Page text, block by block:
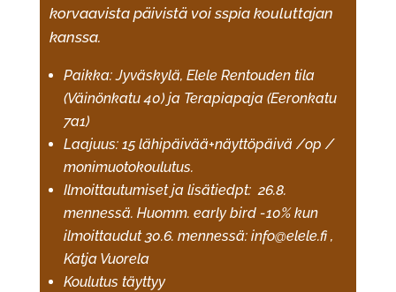
korvaavista päivistä voi sspia kouluttajan
kanssa.
Paikka: Jyväskylä, Elele Rentouden tila
(Väinönkatu 40) ja Terapiapaja (Eeronkatu
7a1)
Laajuus: 15 lähipäivää+näyttöpäivä /op /
monimuotokoulutus.
Ilmoittautumiset ja lisätiedpt: 26.8.
mennessä. Huomm. early bird -10% kun
ilmoittaudut 30.6. mennessä: info@elele.fi ,
Katja Vuorela
Koulutus täyttyy